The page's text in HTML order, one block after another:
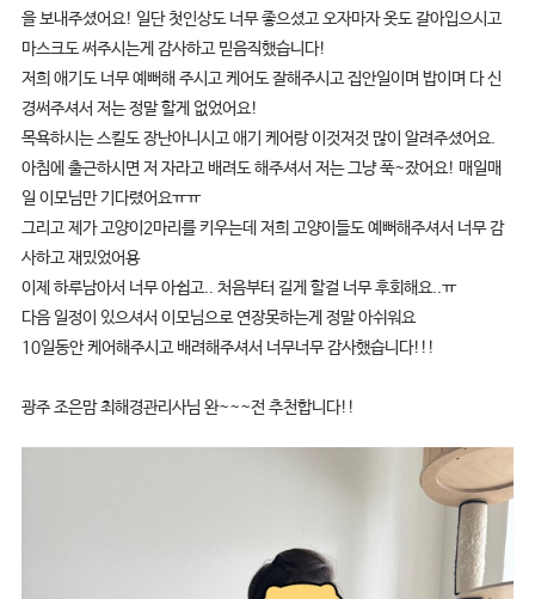
을 보내주셨어요! 일단 첫인상도 너무 좋으셨고 오자마자 옷도 갈아입으시고
마스크도 써주시는게 감사하고 믿음직했습니다!
저희 애기도 너무 예뻐해 주시고 케어도 잘해주시고 집안일이며 밥이며 다 신
경써주셔서 저는 정말 할게 없었어요!
목욕하시는 스킬도 장난아니시고 애기 케어랑 이것저것 많이 알려주셨어요.
아침에 출근하시면 저 자라고 배려도 해주셔서 저는 그냥 푹~잤어요! 매일매
일 이모님만 기다렸어요ㅠㅠ
그리고 제가 고양이2마리를 키우는데 저희 고양이들도 예뻐해주셔서 너무 감
사하고 재밌었어용
이제 하루남아서 너무 아쉽고.. 처음부터 길게 할걸 너무 후회해요..ㅠ
다음 일정이 있으셔서 이모님으로 연장못하는게 정말 아쉬워요
10일동안 케어해주시고 배려해주셔서 너무너무 감사했습니다!!!
광주 조은맘 최해경관리사님 완~~~전 추천합니다!!